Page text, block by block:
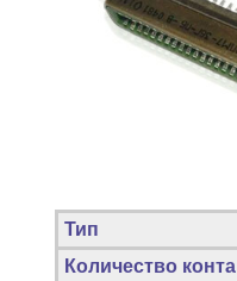
Тип
Количество